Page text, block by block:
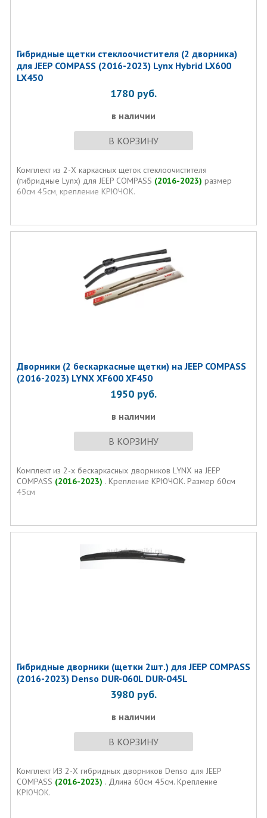
Гибридные щетки стеклоочистителя (2 дворника)
для JEEP COMPASS (2016-2023) Lynx Hybrid LX600
LX450
1780 руб.
в наличии
В КОРЗИНУ
Комплект из 2-Х каркасных щеток стеклоочистителя
(гибридные Lynx) для JEEP COMPASS (2016-2023) размер
60см 45см, крепление КРЮЧОК.
Дворники (2 бескаркасные щетки) на JEEP COMPASS
(2016-2023) LYNX XF600 XF450
1950 руб.
в наличии
В КОРЗИНУ
Комплект из 2-х бескаркасных дворников LYNX на JEEP
COMPASS (2016-2023) . Крепление КРЮЧОК. Размер 60см
45см
Гибридные дворники (щетки 2шт.) для JEEP COMPASS
(2016-2023) Denso DUR-060L DUR-045L
3980 руб.
в наличии
В КОРЗИНУ
Комплект ИЗ 2-Х гибридных дворников Denso для JEEP
COMPASS (2016-2023) . Длина 60см 45см. Крепление
КРЮЧОК.